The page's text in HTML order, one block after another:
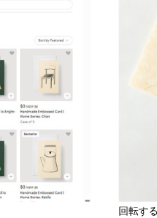
回転す